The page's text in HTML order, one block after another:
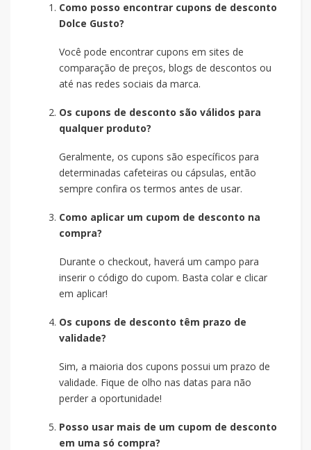
Como posso encontrar cupons de desconto
Dolce Gusto?
Você pode encontrar cupons em sites de
comparação de preços, blogs de descontos ou
até nas redes sociais da marca.
Os cupons de desconto são válidos para
qualquer produto?
Geralmente, os cupons são específicos para
determinadas cafeteiras ou cápsulas, então
sempre confira os termos antes de usar.
Como aplicar um cupom de desconto na
compra?
Durante o checkout, haverá um campo para
inserir o código do cupom. Basta colar e clicar
em aplicar!
Os cupons de desconto têm prazo de
validade?
Sim, a maioria dos cupons possui um prazo de
validade. Fique de olho nas datas para não
perder a oportunidade!
Posso usar mais de um cupom de desconto
em uma só compra?